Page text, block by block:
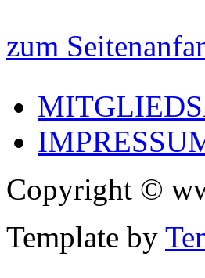
zum
Copyright ©
Template by